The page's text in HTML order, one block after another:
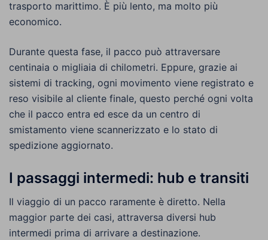
trasporto marittimo. È più lento, ma molto più
economico.
Durante questa fase, il pacco può attraversare
centinaia o migliaia di chilometri. Eppure, grazie ai
sistemi di tracking, ogni movimento viene registrato e
reso visibile al cliente finale, questo perché ogni volta
che il pacco entra ed esce da un centro di
smistamento viene scannerizzato e lo stato di
spedizione aggiornato.
I passaggi intermedi: hub e transiti
Il viaggio di un pacco raramente è diretto. Nella
maggior parte dei casi, attraversa diversi hub
intermedi prima di arrivare a destinazione.